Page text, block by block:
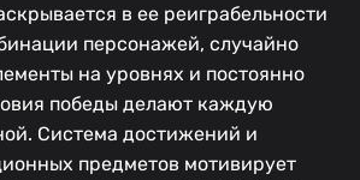
в ее реиграбельности
персонажей, случайно
на уровнях и постоянно
победы делают каждую
Система достижений и
предметов мотивирует